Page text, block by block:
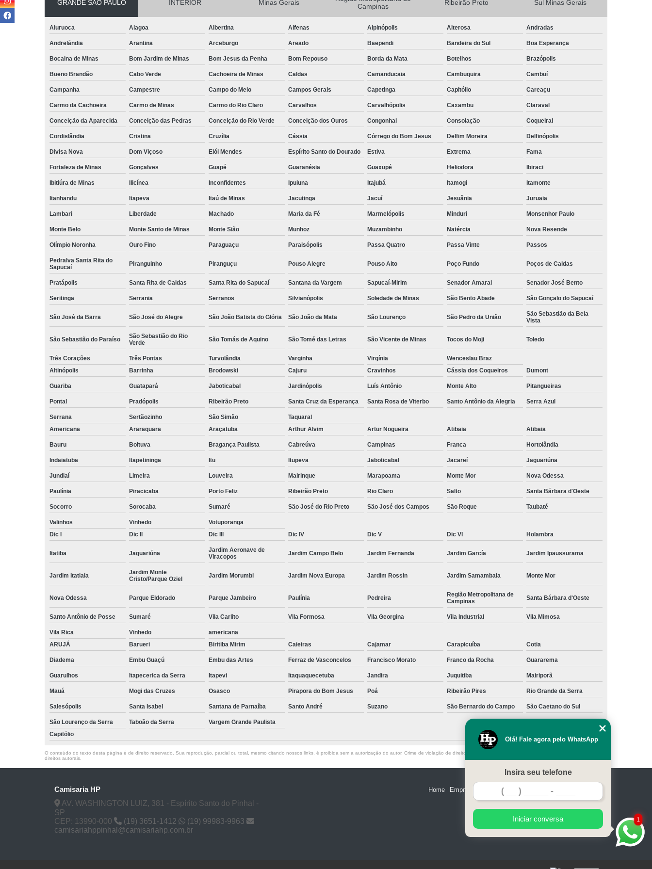
Camisa Social de Manga Longa
Camisa Social Manga Longa
Camisa Social Manga Longa Masculina
Camisa Social Manga Longa Preta
Camisa Social Masculina Manga Longa Lisa
Camisa Social Masculina Preta Manga Longa
Camisa Social Preta Manga Longa
Camisa a Rigor Social Masculina
Camisa Masculina Social
Camisa Social Branca Masculina
Camisa Social Estampada Masculina
Camisa Social Jeans Masculina
Camisa Social Masculina
Camisa Social Masculina a Rigor
Camisa Social Masculina Preta
Camisa Social Preta Masculina
Camisa Manga Longa Social Masculina Preço
Camisa Masculina Social Preço
Camisa Social Branca Masculina Preço
Camisa Social Estampada Masculina Preço
Camisa Social Jeans Masculina Preço
Camisa Social Masculina Estampada Preço
Camisa Social Masculina Manga Curta Preço
Camisa Social Masculina Manga Longa Preço
Camisa Social Masculina Preço
Camisa Social Masculina Preta Preço
Camisa Social Masculina Slim Preço
Camisa Social Preta Masculina Preço
Fábrica Camisa Masculina Social
Fábrica Camisa Social
Fábrica de Camisa Social
Fábrica de Camisa Social de Homem
Fábrica de Camisa Social Masculina
Fábrica de Camisa Social para Homem
Loja de Fábrica Camisa Social
Loja com Moda Masculina
Loja de Moda Masculina
Loja de Moda Masculina Online
Loja Executivo Moda Masculina
Loja Moda Masculina
Loja Moda Masculina Executivo
Loja Moda Masculina Online
Loja Moda Masculina Social
Loja Virtual Moda Masculina
Moda Masculina Loja
Moda Atual Masculina
Moda Básica Masculina
Moda Casual Masculina
Moda Jeans Masculina
Moda Masculina
Moda Masculina Camisa
Moda Masculina Camisa Social
Moda Masculina Esporte Fino
Moda Masculina Inverno
Moda Masculina Social
Moda Plus Size Masculina
Moda Social Masculina
Roupas Elegantes Masculinas
Roupas Estilosas Masculinas
Roupas Masculinas
Roupas Masculinas da Moda
Roupas Masculinas Esporte Fino
Roupas Masculinas Estilosas
Roupas Masculinas na Moda
Roupas Masculinas Plus Size
Roupas Masculinas Social Roupas Sociais Masculinas
GRANDE SÃO PAULO INTERIOR Minas Gerais
Campinas
Ribeirão Preto Sul Minas Gerais
Aiuruoca Alagoa Albertina Alfenas Alpinópolis Alterosa Andradas
Andrelândia Arantina Arceburgo Areado Baependi Bandeira do Sul Boa Esperança
Bocaina de Minas Bom Jardim de Minas Bom Jesus da Penha Bom Repouso Borda da Mata Botelhos Brazópolis
Bueno Brandão Cabo Verde Cachoeira de Minas Caldas Camanducaia Cambuquira Cambuí
Campanha Campestre Campo do Meio Campos Gerais Capetinga Capitólio Careaçu
Carmo da Cachoeira Carmo de Minas Carmo do Rio Claro Carvalhos Carvalhópolis Caxambu Claraval
Conceição da Aparecida Conceição das Pedras Conceição do Rio Verde Conceição dos Ouros Congonhal Consolação Coqueiral
Cordislândia Cristina Cruzília Cássia Córrego do Bom Jesus Delfim Moreira Delfinópolis
Divisa Nova Dom Viçoso Elói Mendes Espírito Santo do Dourado Estiva Extrema Fama
Fortaleza de Minas Gonçalves Guapé Guaranésia Guaxupé Heliodora Ibiraci
Ibitiúra de Minas Ilicínea Inconfidentes Ipuiuna Itajubá Itamogi Itamonte
Itanhandu Itapeva Itaú de Minas Jacutinga Jacuí Jesuânia Juruaia
Lambari Liberdade Machado Maria da Fé Marmelópolis Minduri Monsenhor Paulo
Monte Belo Monte Santo de Minas Monte Sião Munhoz Muzambinho Natércia Nova Resende
Olímpio Noronha Ouro Fino Paraguaçu Paraisópolis Passa Quatro Passa Vinte Passos
Pedralva Santa Rita do
Sapucaí
Piranguinho Piranguçu Pouso Alegre Pouso Alto Poço Fundo Poços de Caldas
Pratápolis Santa Rita de Caldas Santa Rita do Sapucaí Santana da Vargem Sapucaí-Mirim Senador Amaral Senador José Bento
Seritinga Serrania Serranos Silvianópolis Soledade de Minas São Bento Abade São Gonçalo do Sapucaí
São José da Barra São José do Alegre São João Batista do Glória São João da Mata São Lourenço São Pedro da União
São Sebastião da Bela
Vista
São Sebastião do Paraíso
São Sebastião do Rio
Verde
São Tomás de Aquino São Tomé das Letras São Vicente de Minas Tocos do Moji Toledo
Três Corações Três Pontas Turvolândia Varginha Virgínia
Wenceslau Braz
Altinópolis
Barrinha Brodowski Cajuru Cravinhos Cássia dos Coqueiros Dumont
Guariba Guatapará Jaboticabal Jardinópolis Luís Antônio Monte Alto Pitangueiras
Pontal Pradópolis Ribeirão Preto Santa Cruz da Esperança Santa Rosa de Viterbo Santo Antônio da Alegria Serra Azul
Serrana Sertãozinho São Simão
Taquaral
Americana
Araraquara Araçatuba Arthur Alvim Artur Nogueira Atibaia Atibaia
Bauru Boituva Bragança Paulista Cabreúva Campinas Franca Hortolândia
Indaiatuba Itapetininga Itu Itupeva Jaboticabal Jacareí Jaguariúna
Jundiaí Limeira Louveira Mairinque Marapoama Monte Mor Nova Odessa
Paulínia Piracicaba Porto Feliz Ribeirão Preto Rio Claro Salto Santa Bárbara d'Oeste
Socorro Sorocaba Sumaré São José do Rio Preto São José dos Campos São Roque Taubaté
Valinhos Vinhedo
Votuporanga
Dic I
Dic II Dic III Dic IV Dic V Dic VI Holambra
Itatiba Jaguariúna
Jardim Aeronave de
Viracopos
Jardim Campo Belo Jardim Fernanda Jardim García Jardim Ipaussurama
Jardim Itatiaia
Jardim Monte
Cristo/Parque Oziel
Jardim Morumbi Jardim Nova Europa Jardim Rossin Jardim Samambaia Monte Mor
Nova Odessa Parque Eldorado Parque Jambeiro Paulínia Pedreira
Região Metropolitana de
Campinas
Santa Bárbara d'Oeste
Santo Antônio de Posse Sumaré Vila Carlito Vila Formosa Vila Georgina Vila Industrial Vila Mimosa
Vila Rica Vinhedo
americana
ARUJÁ
Barueri Biritiba Mirim Caieiras Cajamar Carapicuíba Cotia
Diadema Embu Guaçú Embu das Artes Ferraz de Vasconcelos Francisco Morato Franco da Rocha Guararema
Guarulhos Itapecerica da Serra Itapevi Itaquaquecetuba Jandira Juquitiba Mairiporã
Mauá Mogi das Cruzes Osasco Pirapora do Bom Jesus Poá Ribeirão Pires Rio Grande da Serra
Salesópolis Santa Isabel Santana de Parnaíba Santo André Suzano São Bernardo do Campo São Caetano do Sul
São Lourenço da Serra Taboão da Serra
Vargem Grande Paulista
Capitólio
O conteúdo do texto desta página é de direito reservado. Sua reprodução, parcial ou total, mesmo citando nossos links, é proibida sem a autorização do autor. Crime de violação de direito autoral – artigo 184 do Código Penal –
direitos autorais
Camisaria HP
AV. WASHINGTON LUIZ, 381 - Espírito Santo do Pinhal -
SP
CEP: 13990-000
(19) 3651-1412
(19) 99983-9963
camisariahppinhal@camisariahp.com.br
Home Empresa Serviços Contato
1
Olá! Fale agora pelo WhatsApp
Insira seu telefone
Iniciar conversa